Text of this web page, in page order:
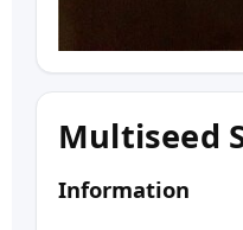
Multiseed
Information